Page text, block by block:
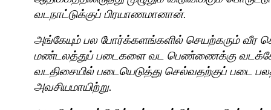
வடநாட்டுக்குப் பிரயாணமானான்.
அங்கேயும் பல போர்க்களங்களில் செயற்கரும் வீர
மண்டலத்துப் படைகளை வட பெண்ணைக்கு வடக்கே
வடதிசையில் படையெடுத்து செல்வதற்குப் படை
அவசியமாயிற்று.